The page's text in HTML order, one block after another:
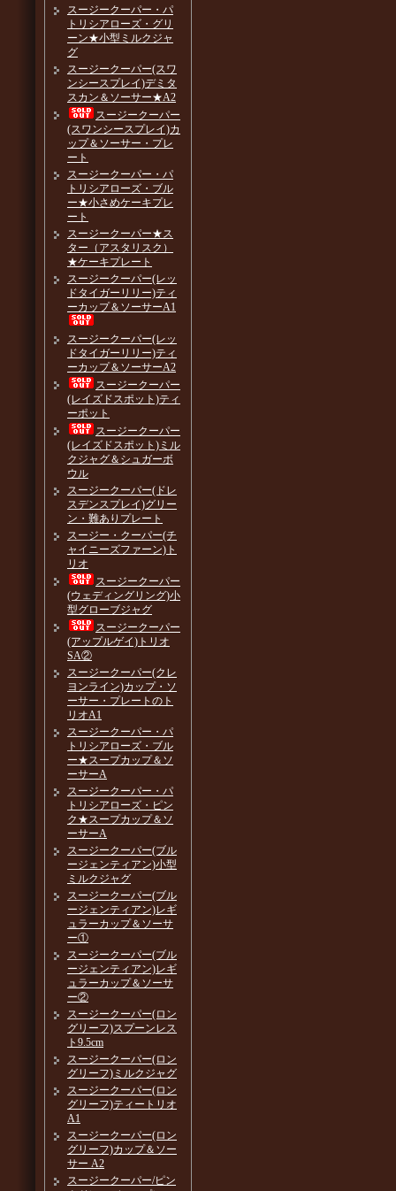
スージークーパー・パ
トリシアローズ・グリ
ーン★小型ミルクジャ
グ
スージークーパー(スワ
ンシースプレイ)デミタ
スカン＆ソーサー★A2
スージークーパー
(スワンシースプレイ)カ
ップ＆ソーサー・プレ
ート
スージークーパー・パ
トリシアローズ・ブル
ー★小さめケーキプレ
ート
スージークーパー★ス
ター（アスタリスク）
★ケーキプレート
スージークーパー(レッ
ドタイガーリリー)ティ
ーカップ＆ソーサーA1
スージークーパー(レッ
ドタイガーリリー)ティ
ーカップ＆ソーサーA2
スージークーパー
(レイズドスポット)ティ
ーポット
スージークーパー
(レイズドスポット)ミル
クジャグ＆シュガーボ
ウル
スージークーパー(ドレ
スデンスプレイ)グリー
ン・難ありプレート
スージー・クーパー(チ
ャイニーズファーン)ト
リオ
スージークーパー
(ウェディングリング)小
型グローブジャグ
スージークーパー
(アップルゲイ)トリオ
SA②
スージークーパー(クレ
ヨンライン)カップ・ソ
ーサー・プレートのト
リオA1
スージークーパー・パ
トリシアローズ・ブル
ー★スープカップ＆ソ
ーサーA
スージークーパー・パ
トリシアローズ・ピン
ク★スープカップ＆ソ
ーサーA
スージークーパー(ブル
ージェンティアン)小型
ミルクジャグ
スージークーパー(ブル
ージェンティアン)レギ
ュラーカップ＆ソーサ
ー①
スージークーパー(ブル
ージェンティアン)レギ
ュラーカップ＆ソーサ
ー②
スージークーパー(ロン
グリーフ)スプーンレス
ト9.5cm
スージークーパー(ロン
グリーフ)ミルクジャグ
スージークーパー(ロン
グリーフ)ティートリオ
A1
スージークーパー(ロン
グリーフ)カップ＆ソー
サー A2
スージークーパー/ピン